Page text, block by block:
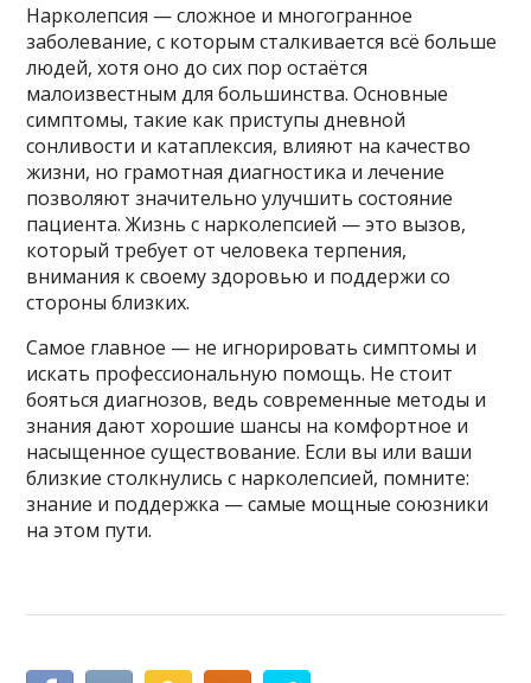
Нарколепсия — сложное и многогранное
заболевание, с которым сталкивается всё больше
людей, хотя оно до сих пор остаётся
малоизвестным для большинства. Основные
симптомы, такие как приступы дневной
сонливости и катаплексия, влияют на качество
жизни, но грамотная диагностика и лечение
позволяют значительно улучшить состояние
пациента. Жизнь с нарколепсией — это вызов,
который требует от человека терпения,
внимания к своему здоровью и поддержи со
стороны близких.
Самое главное — не игнорировать симптомы и
искать профессиональную помощь. Не стоит
бояться диагнозов, ведь современные методы и
знания дают хорошие шансы на комфортное и
насыщенное существование. Если вы или ваши
близкие столкнулись с нарколепсией, помните:
знание и поддержка — самые мощные союзники
на этом пути.